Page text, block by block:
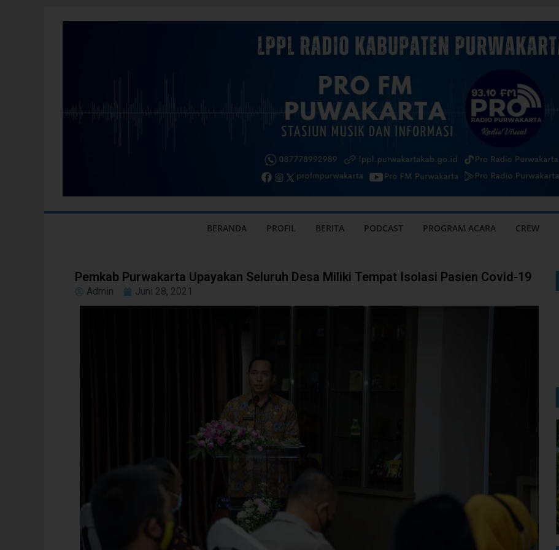
BERANDA PROFIL BERITA PODCAST PROGRAM ACARA CREW
Pemkab Purwakarta Upayakan Seluruh Desa Miliki Tempat Isolasi Pasien Covid-19
Admin Juni 28, 2021